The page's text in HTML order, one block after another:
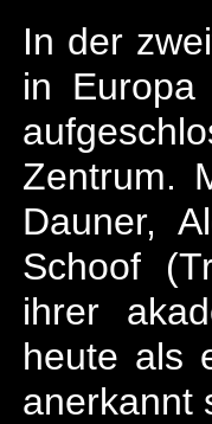
In der
in
Zentrum.
Dauner,
Schoof
ihrer
heute als
anerkannt